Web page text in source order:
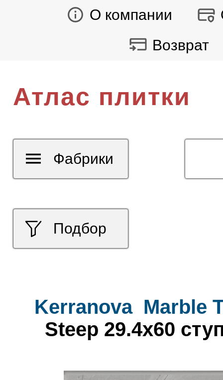
О компании
Возврат
Атлас плитки
Подбор
Фабрики
Kerranova Marble
Steep 29.4x60